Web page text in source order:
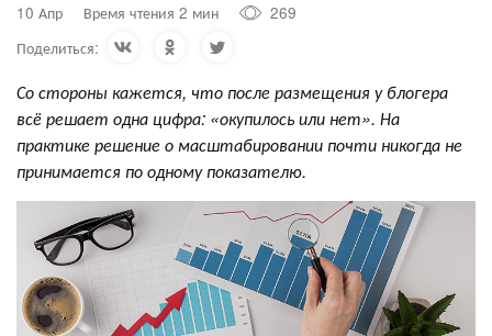
10 Апр Время чтения 2 мин
269
Поделиться:
Со стороны кажется, что после размещения у блогера
всё решает одна цифра: «окупилось или нет». На
практике решение о масштабировании почти никогда не
принимается по одному показателю.